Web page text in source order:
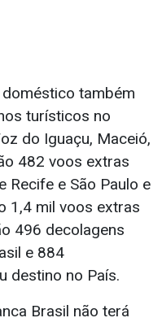
também
turísticos no
do Iguaçu, Maceió,
482 voos extras
Recife e São Paulo e
1,4 mil voos extras
496 decolagens
e 884
destino no País.
Brasil não terá